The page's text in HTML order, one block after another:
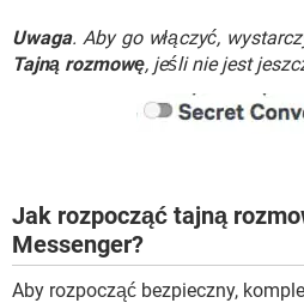
Uwaga. Aby go włączyć,
Tajną rozmowę, jeśli nie jest
Jak rozpocząć tajną
Messenger?
Aby rozpocząć bezpieczny,